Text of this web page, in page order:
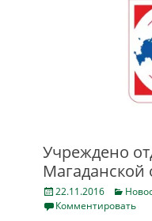
Учреждено
Магаданской
Posted
on
22.11.2016
Комментировать